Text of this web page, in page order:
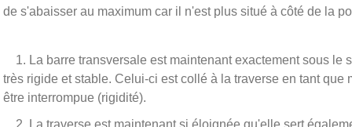
de s'abaisser au maximum car il n'est plus situé à côté de la
1. La barre transversale est maintenant exactement sous le
très rigide et stable. Celui-ci est collé à la traverse en tant
être interrompue (rigidité).
2. La traverse est maintenant si éloignée qu'elle sert